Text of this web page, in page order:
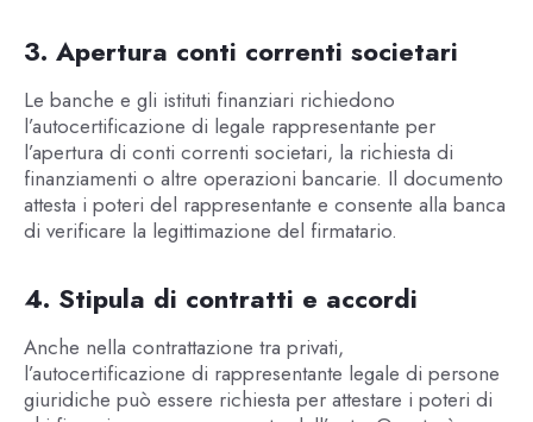
3. Apertura conti correnti societari
Le banche e gli istituti finanziari richiedono
l’autocertificazione di legale rappresentante per
l’apertura di conti correnti societari, la richiesta di
finanziamenti o altre operazioni bancarie. Il documento
attesta i poteri del rappresentante e consente alla banca
di verificare la legittimazione del firmatario.
4. Stipula di contratti e accordi
Anche nella contrattazione tra privati,
l’autocertificazione di rappresentante legale di persone
giuridiche può essere richiesta per attestare i poteri di